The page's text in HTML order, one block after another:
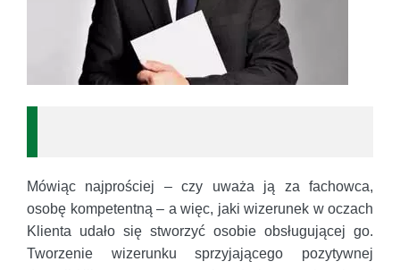
Mówiąc najprościej – czy uważa ją za fachowca,
osobę kompetentną – a więc, jaki wizerunek w oczach
Klienta udało się stworzyć osobie obsługującej go.
Tworzenie wizerunku sprzyjającego pozytywnej